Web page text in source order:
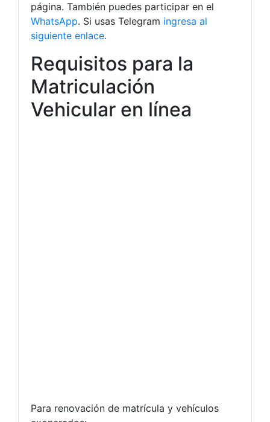
página. También puedes participar en el
WhatsApp. Si usas Telegram ingresa al
siguiente enlace.
Requisitos para la
Matriculación
Vehicular en línea
Para renovación de matrícula y vehículos